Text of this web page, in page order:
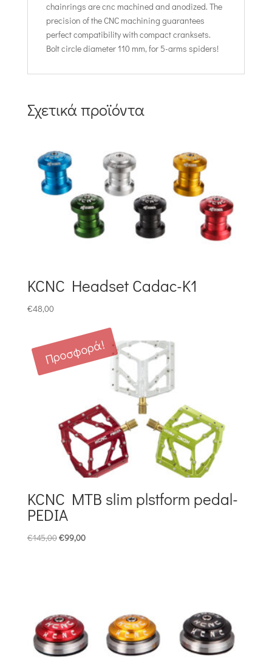
chainrings are cnc machined and anodized. The
precision of the CNC machining guarantees
perfect compatibility with compact cranksets.
Bolt circle diameter 110 mm, for 5-arms spiders!
Σχετικά προϊόντα
KCNC Headset Cadac-K1
€48,00
Προσφορά!
KCNC MTB slim plstform pedal-
PEDIA
€145,00Original
€99,00Η